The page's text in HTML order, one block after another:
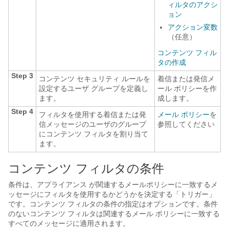
ィルタのアクシ
ョン
アクション変数
（任意）
コンテンツ フィル
タの作成
Step 3
コンテンツ セキュリティ ルールを
設定するユーザ グループを定義し
ます。
着信または発信メ
ール ポリシーを作
成します。
Step 4
フィルタを使用する着信または発
信メッセージのユーザのグループ
にコンテンツ フィルタを割り当て
ます。
メール ポリシーを
参照してください
コンテンツ フィルタの条件
条件は、 アプライアンス が関連するメールポリシーに一致するメ
ッセージにフィルタを使用するかどうかを決定する「トリガー」
です。コンテンツ フィルタの条件の指定はオプションです。条件
のないコンテンツ フィルタは関連するメール ポリシーに一致する
すべてのメッセージに適用されます。